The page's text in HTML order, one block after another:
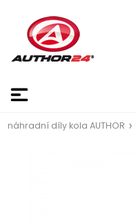
náhradní díly kola AUTHOR